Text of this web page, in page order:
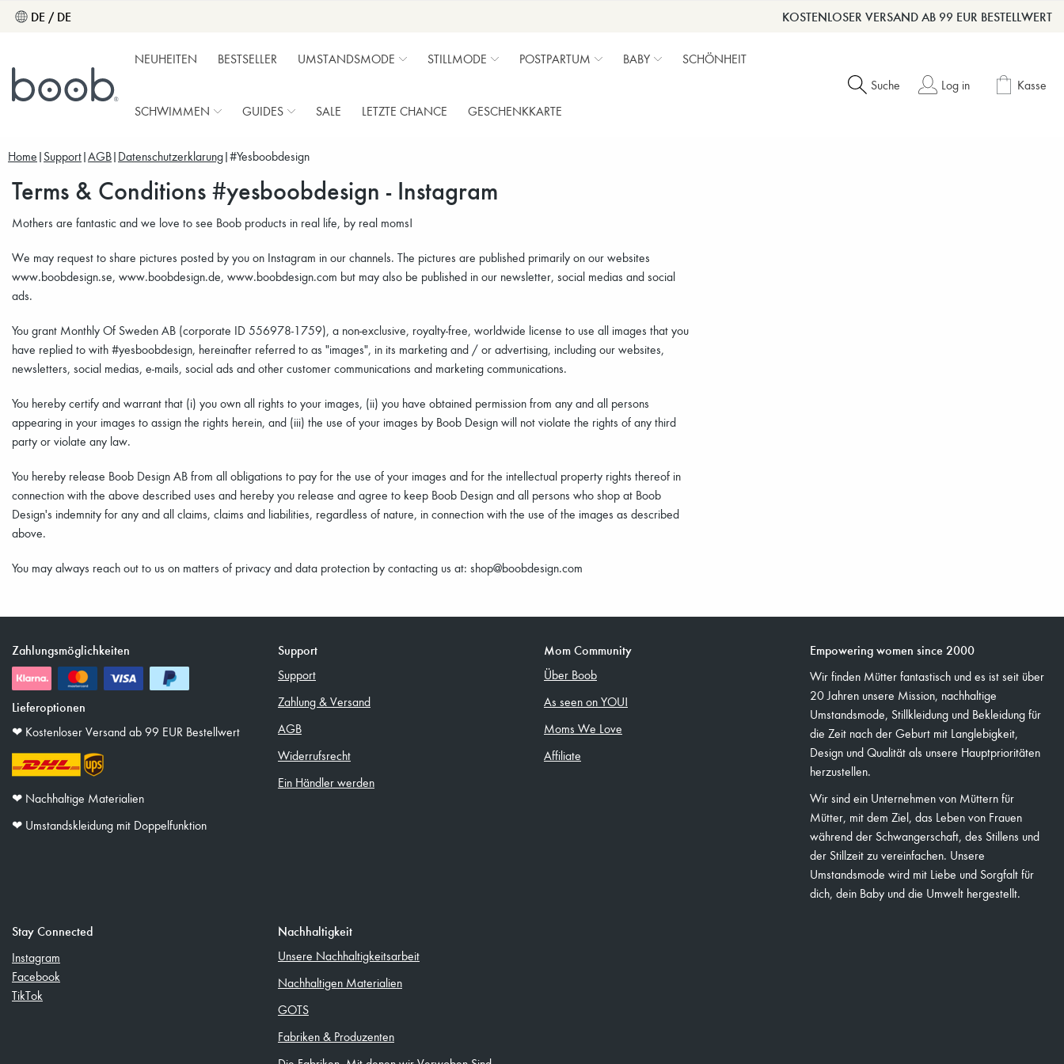
DE / DE KOSTENLOSER VERSAND AB 99 EUR BESTELLWERT
NEUHEITEN BESTSELLER UMSTANDSMODE STILLMODE POSTPARTUM BABY SCHÖNHEIT
SCHWIMMEN GUIDES SALE LETZTE CHANCE GESCHENKKARTE
Suche Log in Kasse
Home Support AGB Datenschutzerklarung #yesboobdesign
Terms & Conditions #yesboobdesign - Instagram
Mothers are fantastic and we love to see Boob products in real life, by real moms!
We may request to share pictures posted by you on Instagram in our channels. The pictures are published primarily on our websites
www.boobdesign.se, www.boobdesign.de, www.boobdesign.com but may also be published in our newsletter, social medias and social
ads.
You grant Monthly Of Sweden AB (corporate ID 556978-1759), a non-exclusive, royalty-free, worldwide license to use all images that you
have replied to with #yesboobdesign, hereinafter referred to as "images", in its marketing and / or advertising, including our websites,
newsletters, social medias, e-mails, social ads and other customer communications and marketing communications.
You hereby certify and warrant that (i) you own all rights to your images, (ii) you have obtained permission from any and all persons
appearing in your images to assign the rights herein, and (iii) the use of your images by Boob Design will not violate the rights of any third
party or violate any law.
You hereby release Boob Design AB from all obligations to pay for the use of your images and for the intellectual property rights thereof in
connection with the above described uses and hereby you release and agree to keep Boob Design and all persons who shop at Boob
Design's indemnity for any and all claims, claims and liabilities, regardless of nature, in connection with the use of the images as described
above.
You may always reach out to us on matters of privacy and data protection by contacting us at: shop@boobdesign.com
Zahlungsmöglichkeiten
Lieferoptionen
❤︎ Kostenloser Versand ab 99 EUR Bestellwert
❤︎ Nachhaltige Materialien
❤︎ Umstandskleidung mit Doppelfunktion
Support
Support
Zahlung & Versand
AGB
Widerrufsrecht
Ein Händler werden
Mom Community
Über Boob
As seen on YOU!
Moms We Love
Affiliate
Empowering women since 2000
Wir finden Mütter fantastisch und es ist seit über
20 Jahren unsere Mission, nachhaltige
Umstandsmode, Stillkleidung und Bekleidung für
die Zeit nach der Geburt mit Langlebigkeit,
Design und Qualität als unsere Hauptprioritäten
herzustellen.
Wir sind ein Unternehmen von Müttern für
Mütter, mit dem Ziel, das Leben von Frauen
während der Schwangerschaft, des Stillens und
der Stillzeit zu vereinfachen. Unsere
Umstandsmode wird mit Liebe und Sorgfalt für
dich, dein Baby und die Umwelt hergestellt.
Stay Connected
Instagram
Facebook
TikTok
Nachhaltigkeit
Unsere Nachhaltigkeitsarbeit
Nachhaltigen Materialien
GOTS
Fabriken & Produzenten